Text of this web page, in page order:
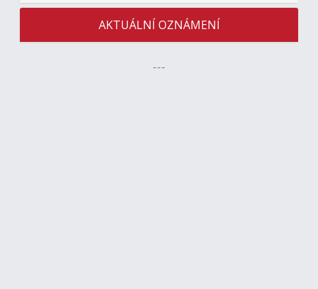
AKTUÁLNÍ OZNÁMENÍ
---